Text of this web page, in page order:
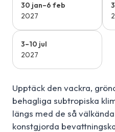
30 jan–6 feb
2027
3–10 jul
2027
Upptäck den vackra,
behagliga subtropiska
längs med de så
konstgjorda